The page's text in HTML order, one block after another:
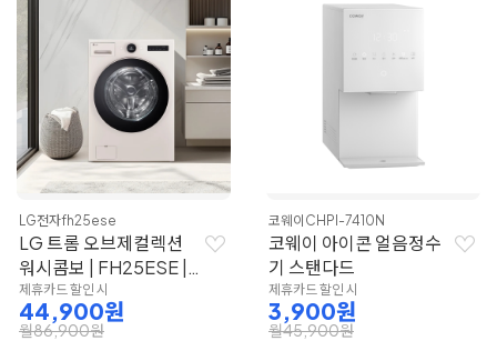
LG전자fh25ese
LG 트롬 오브제컬렉션
워시콤보 | FH25ESE |
LG전자
제휴카드 할인 시
44,900원
월86,900원
코웨이 CHPI-7410N
코웨이 아이콘 얼음정수
기 스탠다드
제휴카드 할인 시
3,900원
월45,900원